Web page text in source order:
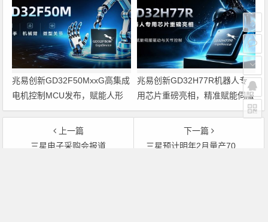
兆易创新GD32F50MxxG高集成
电机控制MCU发布，赋能人形
机器人关节驱动革新
兆易创新GD32H77R机器人专
用芯片重磅亮相，精准赋能伺服
驱动与关节控制
上一篇
三星电子采购会报道
下一篇
三星预计明年2月量产70寸 LCD TV面板